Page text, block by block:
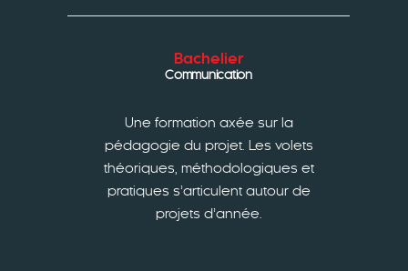
Bachelier
Communication
Une formation axée sur la
pédagogie du projet. Les volets
théoriques, méthodologiques et
pratiques s’articulent autour de
projets d’année.